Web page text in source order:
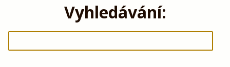
Vyhledávání: